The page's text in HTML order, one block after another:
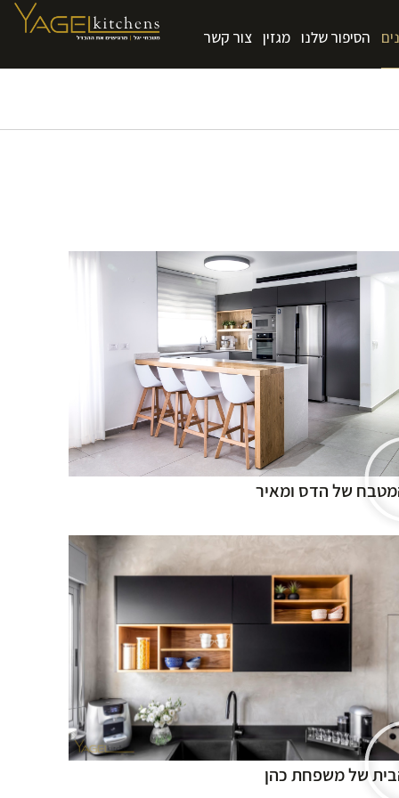
הסיפור שלנו מגזין צור קשר
של הדס ומאיר
של משפחת כהן